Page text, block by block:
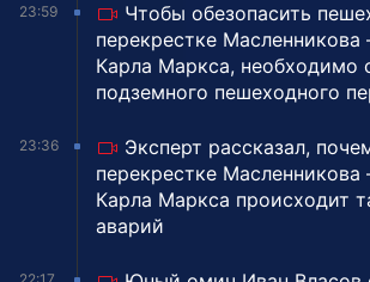
23:59
Чтобы обезопасить
перекрестке
Карла Маркса, необходимо
подземного пешеходного
23:36
Эксперт рассказал,
перекрестке
Карла Маркса происходит
аварий